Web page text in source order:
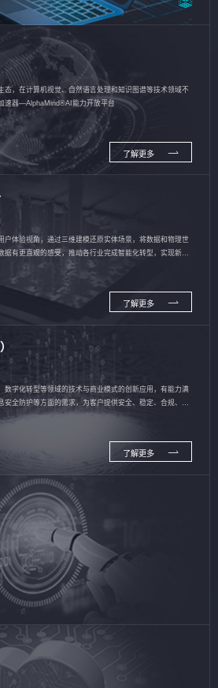
态，在计算机视觉、自然语言处理和知识图谱等技术领域不
速器—AlphaMind®AI能力开放平台
了解更多
户体验视角，通过三维建模还原实体场景，将数据和物理世
有更直观的感受，推动各行业完成智能化转型，实现新旧
了解更多
数字化转型等领域的技术与商业模式的创新应用，有能力满
安全防护等方面的需求，为客户提供安全、稳定、合规、持
了解更多